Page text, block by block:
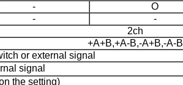
- Ο
- -
2ch
+A+B,+A-B,-A+B,-A-B
or external signal
signal
the setting)